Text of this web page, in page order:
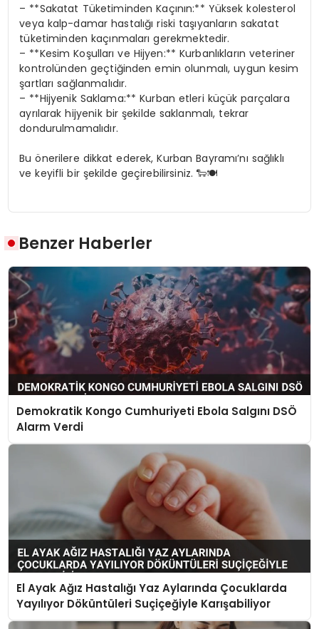
– **Sakatat Tüketiminden Kaçının:** Yüksek kolesterol
veya kalp-damar hastalığı riski taşıyanların sakatat
tüketiminden kaçınmaları gerekmektedir.
– **Kesim Koşulları ve Hijyen:** Kurbanlıkların veteriner
kontrolünden geçtiğinden emin olunmalı, uygun kesim
şartları sağlanmalıdır.
– **Hijyenik Saklama:** Kurban etleri küçük parçalara
ayrılarak hijyenik bir şekilde saklanmalı, tekrar
dondurulmamalıdır.
Bu önerilere dikkat ederek, Kurban Bayramı’nı sağlıklı
ve keyifli bir şekilde geçirebilirsiniz. 🐑🍽️
Benzer Haberler
Demokratik Kongo Cumhuriyeti Ebola Salgını DSÖ
Alarm Verdi
El Ayak Ağız Hastalığı Yaz Aylarında Çocuklarda
Yayılıyor Döküntüleri Suçiçeğiyle Karışabiliyor